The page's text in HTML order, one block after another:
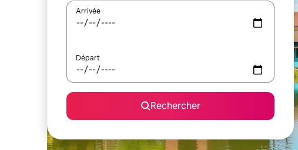
Arrivée
Départ
Rechercher